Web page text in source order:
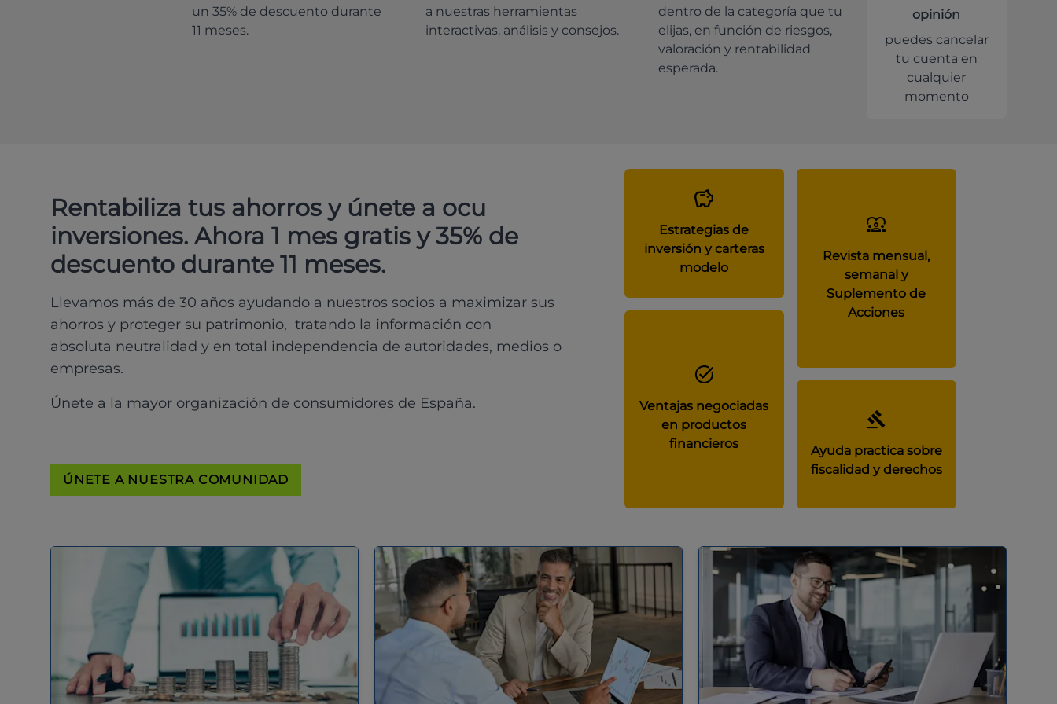
un 35% de descuento durante
11 meses.
a nuestras herramientas
interactivas, análisis y consejos.
dentro de la categoría que tu
elijas, en función de riesgos,
valoración y rentabilidad
esperada.
opinión
puedes cancelar
tu cuenta en
cualquier
momento
Rentabiliza tus ahorros y únete a ocu
inversiones. Ahora 1 mes gratis y 35% de
descuento durante 11 meses.
Llevamos más de 30 años ayudando a nuestros socios a maximizar sus
ahorros y proteger su patrimonio, tratando la información con
absoluta neutralidad y en total independencia de autoridades, medios o
empresas.
Únete a la mayor organización de consumidores de España.
ÚNETE A NUESTRA COMUNIDAD
Estrategias de
inversión y carteras
modelo
Revista mensual,
semanal y
Suplemento de
Acciones
Ventajas negociadas
en productos
financieros
Ayuda practica sobre
fiscalidad y derechos